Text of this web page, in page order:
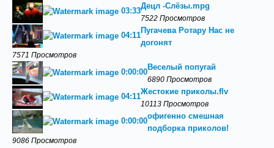
03:33
Децл -Слёзы.mpg
7522 Просмотров
04:11
Пугачева Ротару Нас не
догонят
7571 Просмотров
0:00:00
Веселый попугай
6890 Просмотров
04:11
Жестокие приколы.flv
10113 Просмотров
0:00:00
офигенно смешная
подборка приколов!
9086 Просмотров